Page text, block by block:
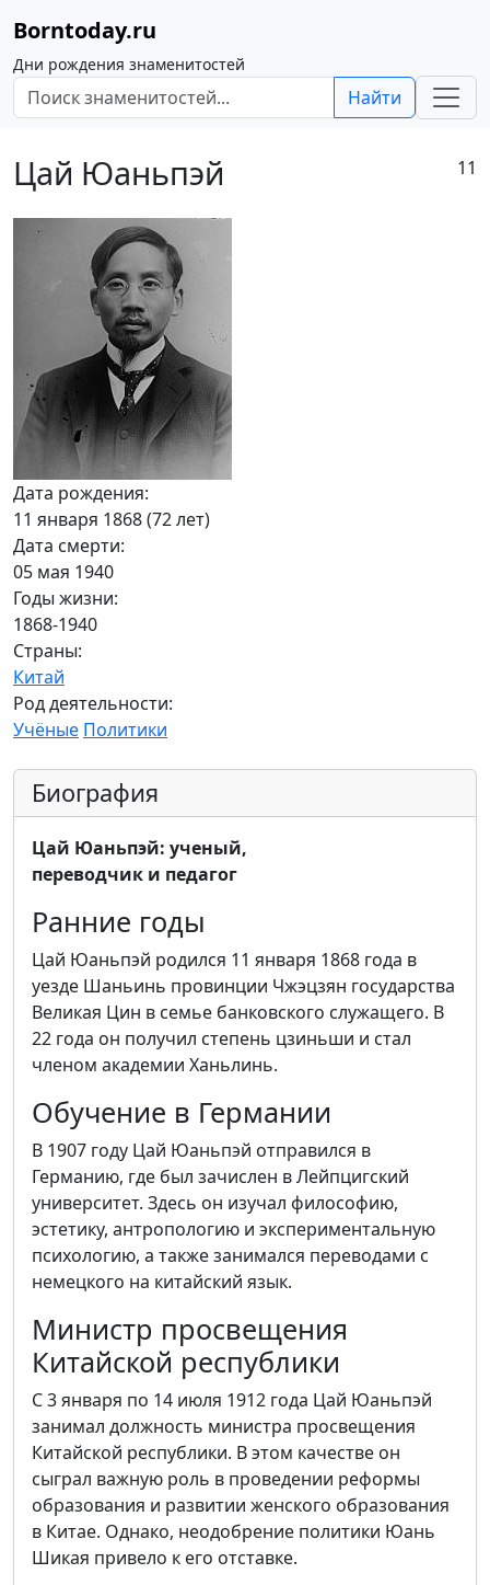
Borntoday.ru
Дни рождения знаменитостей
Найти
Цай Юаньпэй 11
Дата рождения:
11 января 1868 (72 лет)
Дата смерти:
05 мая 1940
Годы жизни:
1868-1940
Страны:
Китай
Род деятельности:
Учёные Политики
Биография
Цай Юаньпэй: ученый,
переводчик и педагог
Ранние годы
Цай Юаньпэй родился 11 января 1868 года в
уезде Шаньинь провинции Чжэцзян государства
Великая Цин в семье банковского служащего. В
22 года он получил степень цзиньши и стал
членом академии Ханьлинь.
Обучение в Германии
В 1907 году Цай Юаньпэй отправился в
Германию, где был зачислен в Лейпцигский
университет. Здесь он изучал философию,
эстетику, антропологию и экспериментальную
психологию, а также занимался переводами с
немецкого на китайский язык.
Министр просвещения
Китайской республики
С 3 января по 14 июля 1912 года Цай Юаньпэй
занимал должность министра просвещения
Китайской республики. В этом качестве он
сыграл важную роль в проведении реформы
образования и развитии женского образования
в Китае. Однако, неодобрение политики Юань
Шикая привело к его отставке.